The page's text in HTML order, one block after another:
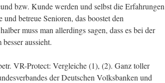
bzw. Kunde werden und selbst die Erfahrungen
betreue Senioren, das boostet den
muss man allerdings sagen, dass es bei der
aussieht.
VR-Protect: Vergleiche (1), (2). Ganz toller
der Deutschen Volksbanken und